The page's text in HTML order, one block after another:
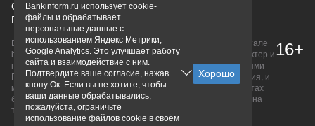
О проектеПолитика конфиденциальности
Правовая информацияДля рекламодателей
Вся информация о продуктах банков, размещенная на портале
bankinform.ru, носит исключительно ознакомительный характер и
не является публичной офертой, определяемой положениями
ГК РФ. Информация не содержит точного и полного описания, и
может быть изменена. Конечные условия уточняйте на сайтах
банков или при личном обращении. Исключительное право на
товарные знаки принадлежит их правообладателям.
16+
Bankinform.ru использует cookie-
файлы и обрабатывает
персональные данные с
использованием Яндекс Метрики,
Google Analytics. Это улучшает работу
сайта и взаимодействие с ним.
Подтвердите ваше согласие, нажав
кнопу Ок. Если вы не хотите, чтобы
ваши данные обрабатывались,
пожалуйста, ограничьте
использование файлов cookie в своём